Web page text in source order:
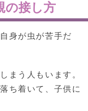
の接し方
身が虫が苦手だ
まう人もいます。
ち着いて、子供に